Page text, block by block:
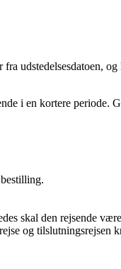
udstedelsesdatoen,
i en kortere periode.
skal den rejsende
og tilslutningsrejsen